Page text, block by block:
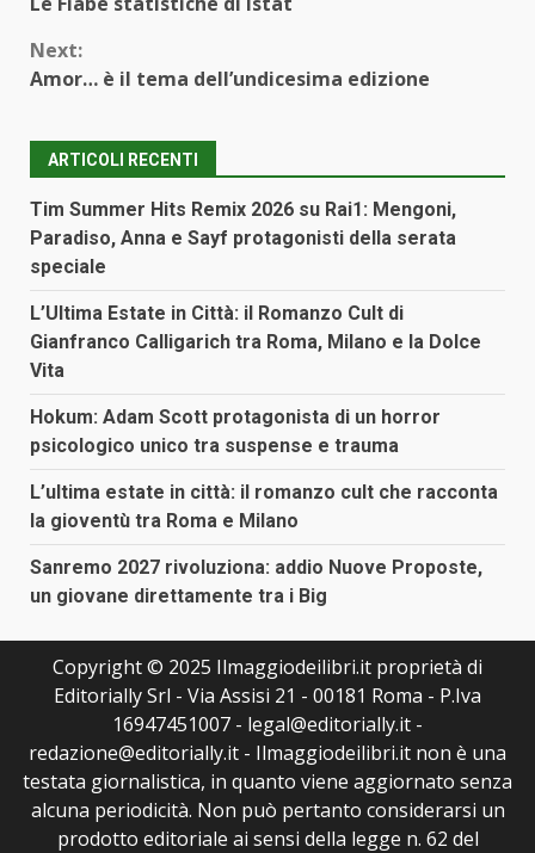
Next:
Amor… è il tema dell’undicesima edizione
ARTICOLI RECENTI
Tim Summer Hits Remix 2026 su Rai1: Mengoni,
Paradiso, Anna e Sayf protagonisti della serata
speciale
L’Ultima Estate in Città: il Romanzo Cult di
Gianfranco Calligarich tra Roma, Milano e la Dolce
Vita
Hokum: Adam Scott protagonista di un horror
psicologico unico tra suspense e trauma
L’ultima estate in città: il romanzo cult che racconta
la gioventù tra Roma e Milano
Sanremo 2027 rivoluziona: addio Nuove Proposte,
un giovane direttamente tra i Big
Copyright © 2025 Ilmaggiodeilibri.it proprietà di
Editorially Srl - Via Assisi 21 - 00181 Roma - P.Iva
16947451007 - legal@editorially.it -
redazione@editorially.it - Ilmaggiodeilibri.it non è una
testata giornalistica, in quanto viene aggiornato senza
alcuna periodicità. Non può pertanto considerarsi un
prodotto editoriale ai sensi della legge n. 62 del